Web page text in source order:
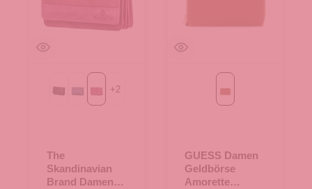
BlackBluePurple
+2
The
Skandinavian
Brand Damen
Cognac
GUESS Damen
Geldbörse
Amorette